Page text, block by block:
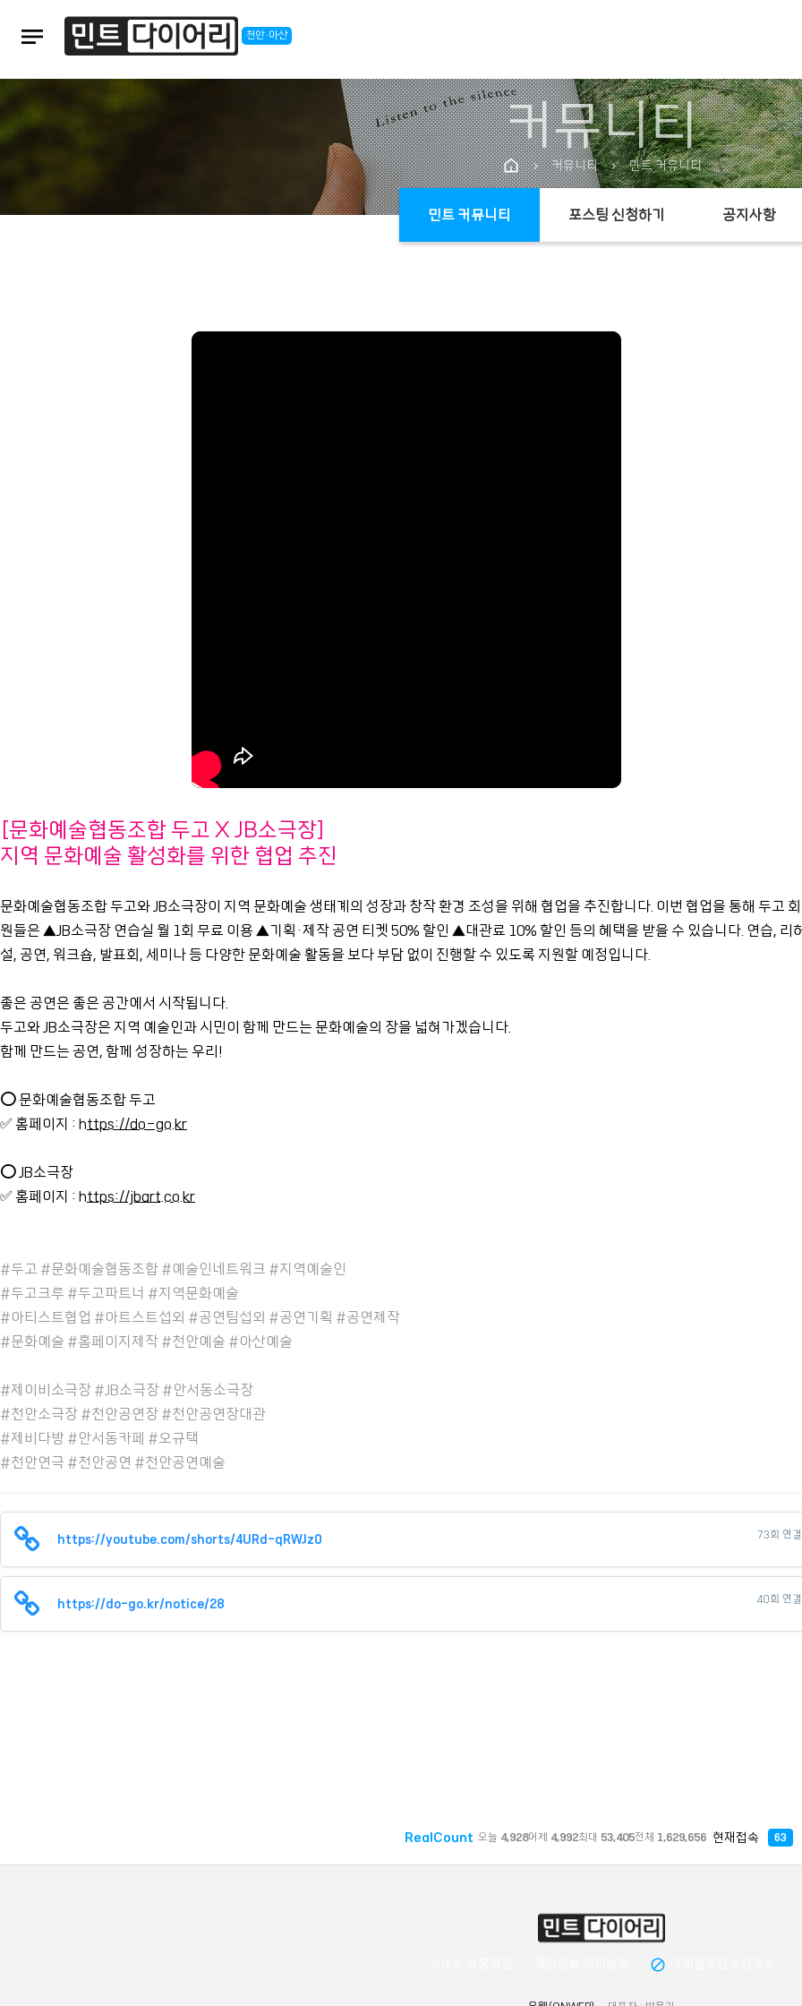
notes 천안·아산
커뮤니티
chevron_right 커뮤니티 chevron_right 민트 커뮤니티
민트 커뮤니티 포스팅 신청하기 공지사항
[문화예술협동조합 두고 X JB소극장]
지역 문화예술 활성화를 위한 협업 추진
문화예술협동조합 두고와 JB소극장이 지역 문화예술 생태계의 성장과 창작 환경 조성을 위해 협업을 추진합니다. 이번 협업을 통해 두고 회
원들은 ▲JB소극장 연습실 월 1회 무료 이용 ▲기획·제작 공연 티켓 50% 할인 ▲대관료 10% 할인 등의 혜택을 받을 수 있습니다. 연습, 리
설, 공연, 워크숍, 발표회, 세미나 등 다양한 문화예술 활동을 보다 부담 없이 진행할 수 있도록 지원할 예정입니다.
좋은 공연은 좋은 공간에서 시작됩니다.
두고와 JB소극장은 지역 예술인과 시민이 함께 만드는 문화예술의 장을 넓혀가겠습니다.
함께 만드는 공연, 함께 성장하는 우리!
⭕ 문화예술협동조합 두고
✅ 홈페이지 : https://do-go.kr
⭕ JB소극장
✅ 홈페이지 : https://jbart.co.kr
#두고 #문화예술협동조합 #예술인네트워크 #지역예술인
#두고크루 #두고파트너 #지역문화예술
#아티스트협업 #아트스트섭외 #공연팀섭외 #공연기획 #공연제작
#문화예술 #홈페이지제작 #천안예술 #아산예술
#제이비소극장 #JB소극장 #안서동소극장
#천안소극장 #천안공연장 #천안공연장대관
#제비다방 #안서동카페 #오규택
#천안연극 #천안공연 #천안공연예술
https://youtube.com/shorts/4URd-qRWJz0 73회 연결
https://do-go.kr/notice/28 40회 연결
RealCount 오늘 4,928어제 4,992최대 53,405전체 1,629,656 현재접속 63
block